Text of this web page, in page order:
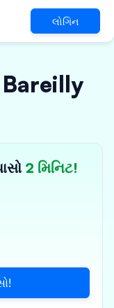
લોગિન
2 મિનિટ!